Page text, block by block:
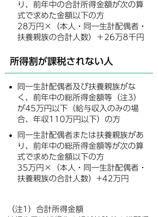
り、前年中の合計所得金額が次の算
式で求めた金額以下の方
28万円×（本人・同一生計配偶者・
扶養親族の合計人数）＋26万8千円
所得割が課税されない人
同一生計配偶者及び扶養親族がな
く、前年中の総所得金額等（注3）
が45万円以下（給与収入のみの場
合、年収110万円以下）の方
同一生計配偶者または扶養親族があ
り、前年中の総所得金額等が次の算
式で求めた金額以下の方
35万円×（本人・同一生計配偶者・
扶養親族の合計人数）+42万円
（注1）合計所得金額